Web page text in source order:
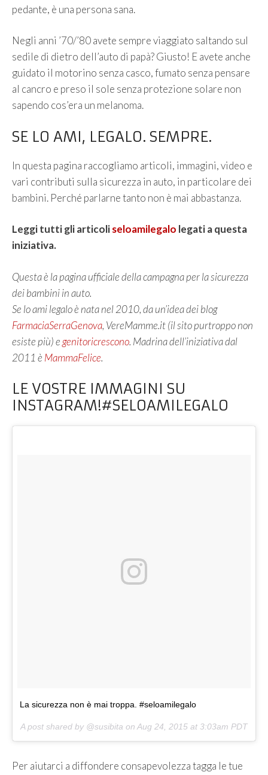
pedante, è una persona sana.
Negli anni ’70/’80 avete sempre viaggiato saltando sul
sedile di dietro dell’auto di papà? Giusto! E avete anche
guidato il motorino senza casco, fumato senza pensare
al cancro e preso il sole senza protezione solare non
sapendo cos’era un melanoma.
SE LO AMI, LEGALO. SEMPRE.
In questa pagina raccogliamo articoli, immagini, video e
vari contributi sulla sicurezza in auto, in particolare dei
bambini. Perché parlarne tanto non è mai abbastanza.
Leggi tutti gli articoliseloamilegalo legati a questa
iniziativa.
Questa è la pagina ufficiale della campagna per la sicurezza
dei bambini in auto.
Se lo ami legalo è nata nel 2010, da un’idea dei blog
FarmaciaSerraGenova, VereMamme.it (il sito purtroppo non
esiste più) e genitoricrescono. Madrina dell’iniziativa dal
2011 è MammaFelice.
LE VOSTRE IMMAGINI SU
INSTAGRAM!#SELOAMILEGALO
La sicurezza non è mai troppa. #seloamilegalo
A post shared by @susibita on Aug 24, 2015 at 3:03am PDT
Per aiutarci a diffondere consapevolezza tagga le tue